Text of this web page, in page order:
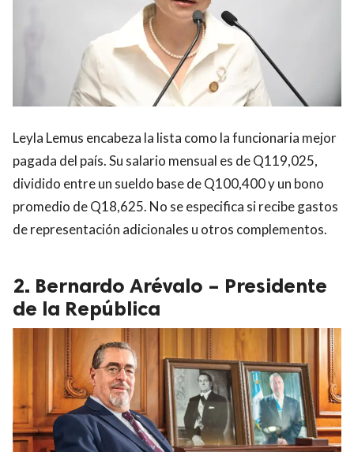
Leyla Lemus encabeza la lista como la funcionaria mejor
pagada del país. Su salario mensual es de Q119,025,
dividido entre un sueldo base de Q100,400 y un bono
promedio de Q18,625. No se especifica si recibe gastos
de representación adicionales u otros complementos.
2. Bernardo Arévalo – Presidente
de la República